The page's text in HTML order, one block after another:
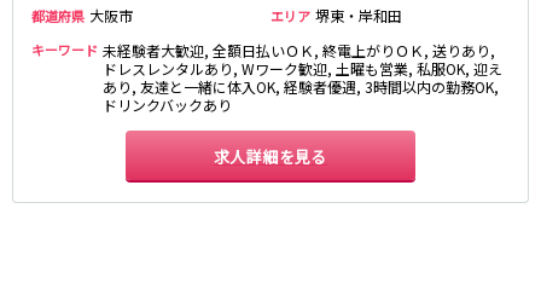
都道府県 大阪市 エリア 堺東・岸和田
キーワード 未経験者大歓迎, 全額日払いＯＫ, 終電上がりＯＫ, 送りあり,
ドレスレンタルあり, Wワーク歓迎, 土曜も営業, 私服OK, 迎え
あり, 友達と一緒に体入OK, 経験者優遇, 3時間以内の勤務OK,
ドリンクバックあり
求人詳細を見る
Osaka Metro堺筋線
長堀橋駅
扇町駅
日本橋駅
北浜駅
恵美須町駅
近鉄難波線